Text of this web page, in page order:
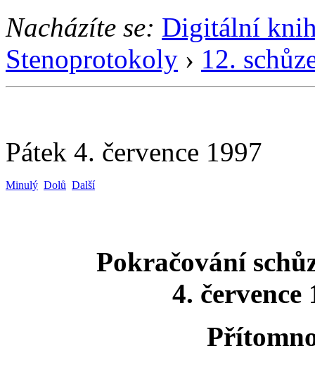
Nacházíte se: Digitální
Stenoprotokoly › 12.
Pátek 4. července 1997
Minulý Dolů Další
Pokračování
4. července